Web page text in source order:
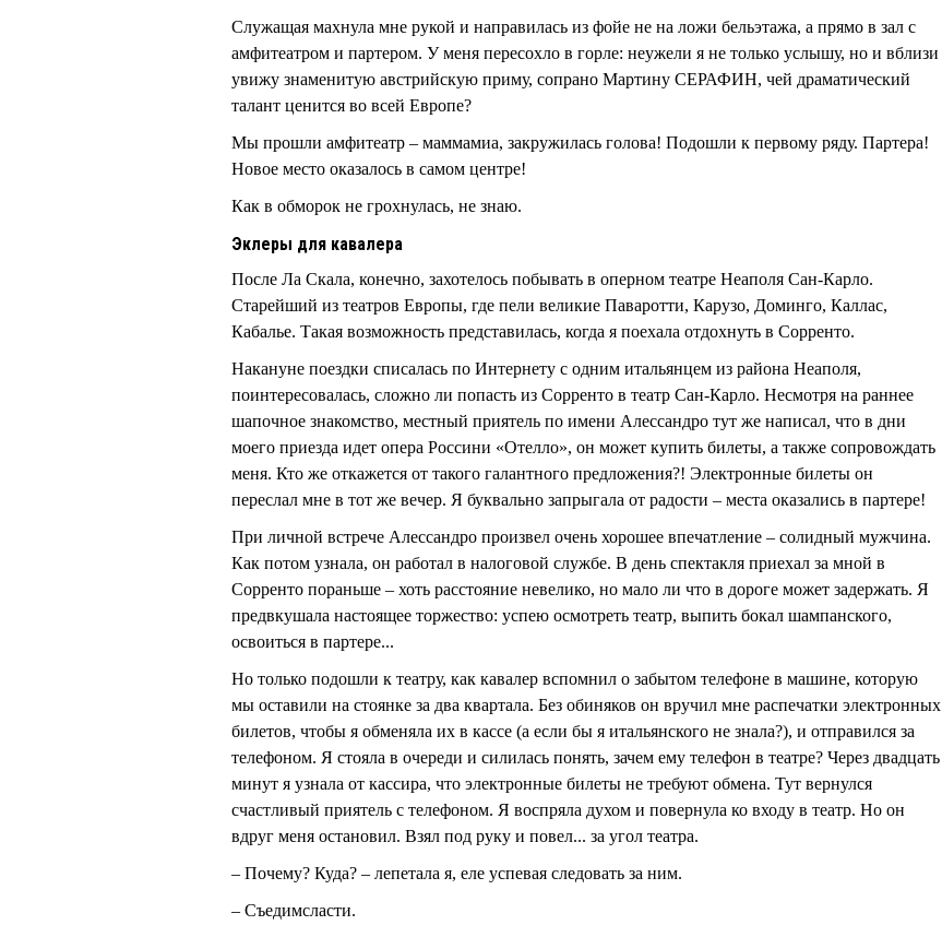
Служащая махнула мне рукой и направилась из фойе не на ложи бельэтажа, а прямо в зал с
амфитеатром и партером. У меня пересохло в горле: неужели я не только услышу, но и вблизи
увижу знаменитую австрийскую приму, сопрано Мартину СЕРАФИН, чей драматический
талант ценится во всей Европе?
Мы прошли амфитеатр – маммамиа, закружилась голова! Подошли к первому ряду. Партера!
Новое место оказалось в самом центре!
Как в обморок не грохнулась, не знаю.
Эклеры для кавалера
После Ла Скала, конечно, захотелось побывать в оперном театре Неаполя Сан-Карло.
Старейший из театров Европы, где пели великие Паваротти, Карузо, Доминго, Каллас,
Кабалье. Такая возможность представилась, когда я поехала отдохнуть в Сорренто.
Накануне поездки списалась по Интернету с одним итальянцем из района Неаполя,
поинтересовалась, сложно ли попасть из Сорренто в театр Сан-Карло. Несмотря на раннее
шапочное знакомство, местный приятель по имени Алессандро тут же написал, что в дни
моего приезда идет опера Россини «Отелло», он может купить билеты, а также сопровождать
меня. Кто же откажется от такого галантного предложения?! Электронные билеты он
переслал мне в тот же вечер. Я буквально запрыгала от радости – места оказались в партере!
При личной встрече Алессандро произвел очень хорошее впечатление – солидный мужчина.
Как потом узнала, он работал в налоговой службе. В день спектакля приехал за мной в
Сорренто пораньше – хоть расстояние невелико, но мало ли что в дороге может задержать. Я
предвкушала настоящее торжество: успею осмотреть театр, выпить бокал шампанского,
освоиться в партере...
Но только подошли к театру, как кавалер вспомнил о забытом телефоне в машине, которую
мы оставили на стоянке за два квартала. Без обиняков он вручил мне распечатки электронных
билетов, чтобы я обменяла их в кассе (а если бы я итальянского не знала?), и отправился за
телефоном. Я стояла в очереди и силилась понять, зачем ему телефон в театре? Через двадцать
минут я узнала от кассира, что электронные билеты не требуют обмена. Тут вернулся
счастливый приятель с телефоном. Я воспряла духом и повернула ко входу в театр. Но он
вдруг меня остановил. Взял под руку и повел... за угол театра.
– Почему? Куда? – лепетала я, еле успевая следовать за ним.
– Съедимсласти.